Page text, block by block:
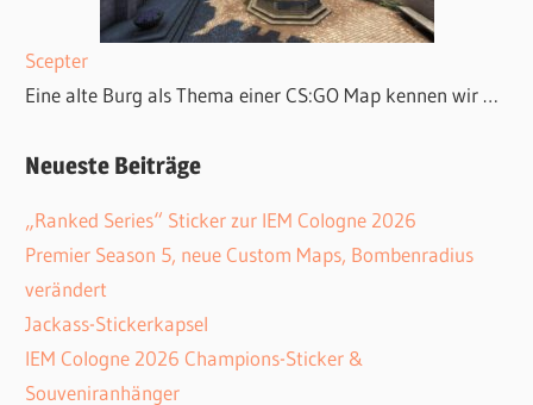
Scepter
Eine alte Burg als Thema einer CS:GO Map kennen wir …
Neueste Beiträge
„Ranked Series“ Sticker zur IEM Cologne 2026
Premier Season 5, neue Custom Maps, Bombenradius
verändert
Jackass-Stickerkapsel
IEM Cologne 2026 Champions-Sticker &
Souveniranhänger